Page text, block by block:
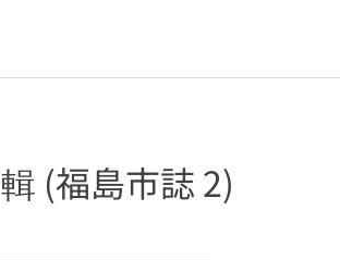
(福島市誌 2)